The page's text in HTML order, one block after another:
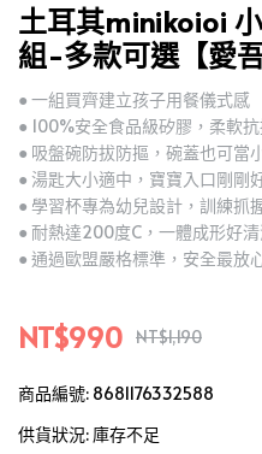
土耳其minikoioi
組-多款可選【愛吾
● 一組買齊建立孩子用餐儀式感
● 100%安全食品級矽膠，柔軟
● 吸盤碗防拔防摳，碗蓋也可當
● 湯匙大小適中，寶寶入口剛剛
● 學習杯專為幼兒設計，訓練抓
● 耐熱達200度C，一體成形好
● 通過歐盟嚴格標準，安全最放
NT$990 NT$1,190
商品編號: 8681176332588
供貨狀況: 庫存不足